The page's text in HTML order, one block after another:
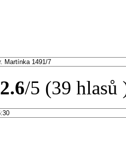
2.6/5 (39 hlasů